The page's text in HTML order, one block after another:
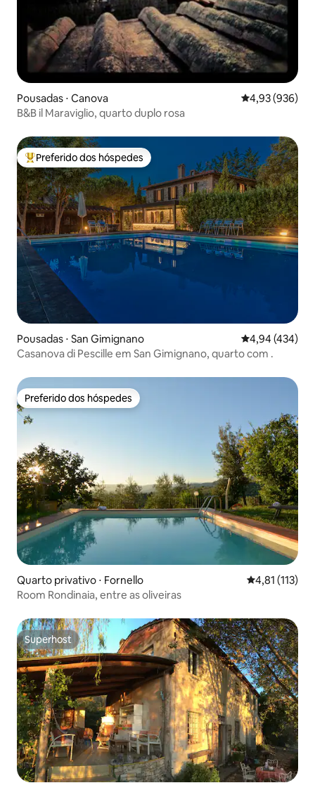
Pousadas ⋅ Canova 4,93 de uma
4,93 (936)
B&B il Maraviglio, quarto duplo rosa
Entre os melhores preferidos dos hóspedes
Preferido dos hóspedes
Pousadas ⋅ San Gimignano 4,94 de uma
4,94 (434)
Casanova di Pescille em San Gimignano, quarto com .
Preferido dos hóspedes
Preferido dos hóspedes
Quarto privativo ⋅ Fornello 4,81 de uma
4,81 (113)
Room Rondinaia, entre as oliveiras
Superhost
Superhost